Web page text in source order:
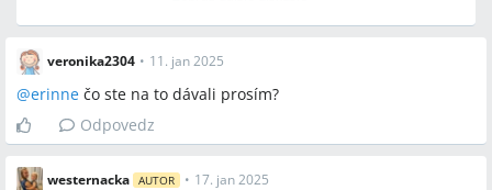
veronika2304 • 11. jan 2025
@erinne čo ste na to dávali prosím?
Odpovedz
westernacka AUTOR • 17. jan 2025